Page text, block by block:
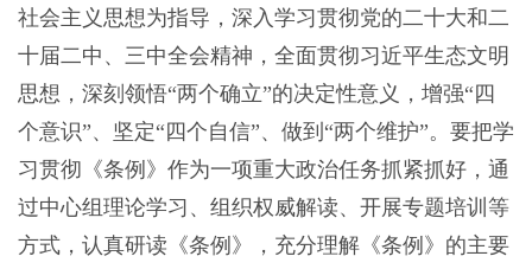
社会主义思想为指导，深入学习贯彻党的二十大和二
十届二中、三中全会精神，全面贯彻习近平生态文明
思想，深刻领悟“两个确立”的决定性意义，增强“四
个意识”、坚定“四个自信”、做到“两个维护”。要把学
习贯彻《条例》作为一项重大政治任务抓紧抓好，通
过中心组理论学习、组织权威解读、开展专题培训等
方式，认真研读《条例》，充分理解《条例》的主要